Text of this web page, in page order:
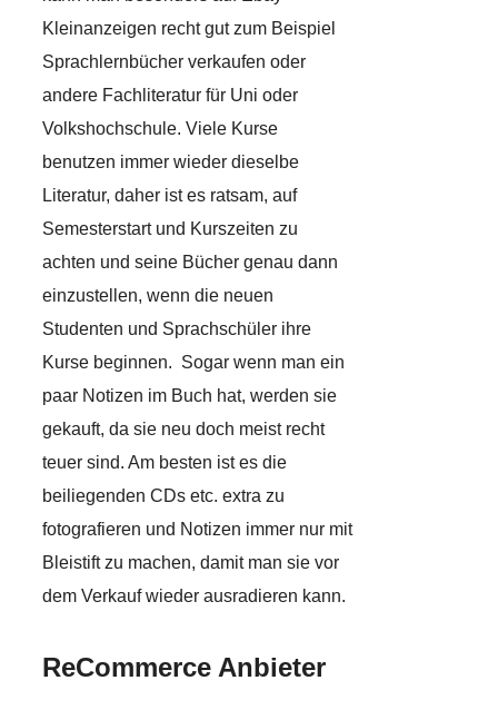
Kleinanzeigen recht gut zum Beispiel
Sprachlernbücher verkaufen oder
andere Fachliteratur für Uni oder
Volkshochschule. Viele Kurse
benutzen immer wieder dieselbe
Literatur, daher ist es ratsam, auf
Semesterstart und Kurszeiten zu
achten und seine Bücher genau dann
einzustellen, wenn die neuen
Studenten und Sprachschüler ihre
Kurse beginnen. Sogar wenn man ein
paar Notizen im Buch hat, werden sie
gekauft, da sie neu doch meist recht
teuer sind. Am besten ist es die
beiliegenden CDs etc. extra zu
fotografieren und Notizen immer nur mit
Bleistift zu machen, damit man sie vor
dem Verkauf wieder ausradieren kann.
ReCommerce Anbieter